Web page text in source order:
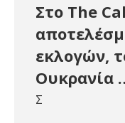
Στο The
εκλογών,
Ουκρανία
Σ